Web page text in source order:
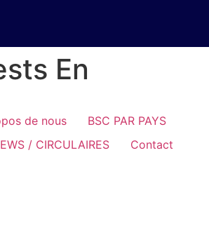
En
de nous
BSC PAR PAYS
/ CIRCULAIRES
Contact